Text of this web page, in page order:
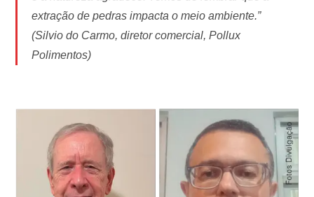
extração de pedras impacta o meio ambiente.”
(Silvio do Carmo, diretor comercial, Pollux
Polimentos)